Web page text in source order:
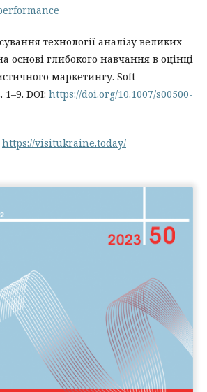
технології аналізу великих
основі глибокого навчання в оцінці
маркетингу. Soft
DOI: https://doi.org/10.1007/s00500-
https://visitukraine.today/